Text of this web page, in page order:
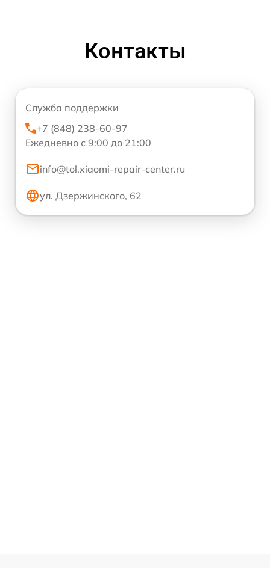
Контакты
Служба поддержки
+7 (848) 238-60-97
Ежедневно с 9:00 до 21:00
info@tol.xiaomi-repair-center.ru
ул. Дзержинского, 62